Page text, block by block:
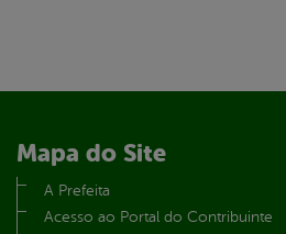
Mapa do Site
A Prefeita
Acesso ao Portal do Contribuinte